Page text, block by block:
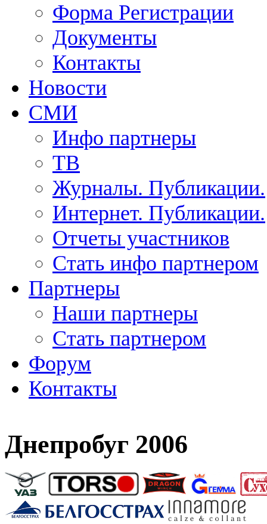
Форма Регистрации
Документы
Контакты
Новости
СМИ
Инфо партнеры
ТВ
Журналы. Публикации.
Интернет. Публикации.
Отчеты участников
Стать инфо партнером
Партнеры
Наши партнеры
Стать партнером
Форум
Контакты
Днепробуг 2006